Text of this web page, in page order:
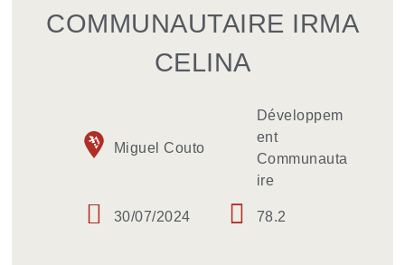
COMMUNAUTAIRE IRMA
CELINA
Miguel Couto
Développem
ent
Communauta
ire
30/07/2024 78.2